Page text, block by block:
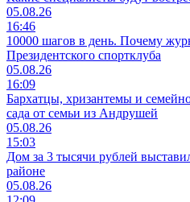
05.08.26
16:46
10000 шагов в день. Почему
Президентского спортклуба
05.08.26
16:09
Бархатцы, хризантемы и
сада от семьи из Андрушей
05.08.26
15:03
Дом за 3 тысячи рублей
районе
05.08.26